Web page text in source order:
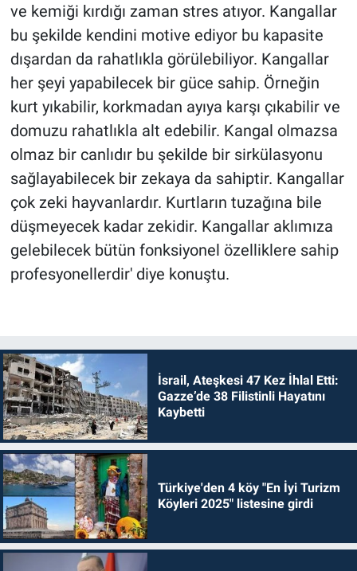
ve kemiği kırdığı zaman stres atıyor. Kangallar
bu şekilde kendini motive ediyor bu kapasite
dışardan da rahatlıkla görülebiliyor. Kangallar
her şeyi yapabilecek bir güce sahip. Örneğin
kurt yıkabilir, korkmadan ayıya karşı çıkabilir ve
domuzu rahatlıkla alt edebilir. Kangal olmazsa
olmaz bir canlıdır bu şekilde bir sirkülasyonu
sağlayabilecek bir zekaya da sahiptir. Kangallar
çok zeki hayvanlardır. Kurtların tuzağına bile
düşmeyecek kadar zekidir. Kangallar aklımıza
gelebilecek bütün fonksiyonel özelliklere sahip
profesyonellerdir' diye konuştu.
İsrail, Ateşkesi 47 Kez İhlal Etti:
Gazze’de 38 Filistinli Hayatını
Kaybetti
Türkiye'den 4 köy "En İyi Turizm
Köyleri 2025" listesine girdi